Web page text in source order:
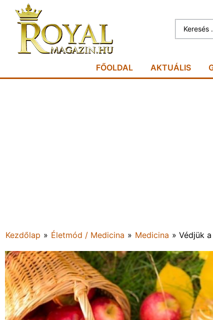
FŐOLDAL AKTUÁLIS
Kezdőlap » Életmód / Medicina » Medicina » Védjük